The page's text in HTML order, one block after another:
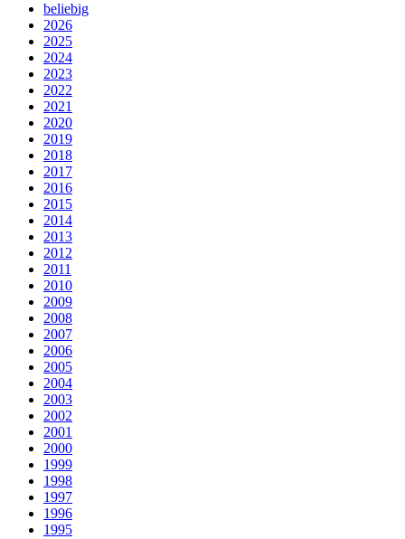
beliebig
2026
2025
2024
2023
2022
2021
2020
2019
2018
2017
2016
2015
2014
2013
2012
2011
2010
2009
2008
2007
2006
2005
2004
2003
2002
2001
2000
1999
1998
1997
1996
1995